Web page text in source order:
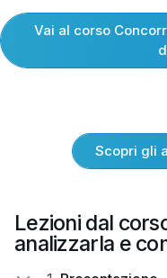
Vai al corso
Scopri gli
Lezioni dal
analizzarla e